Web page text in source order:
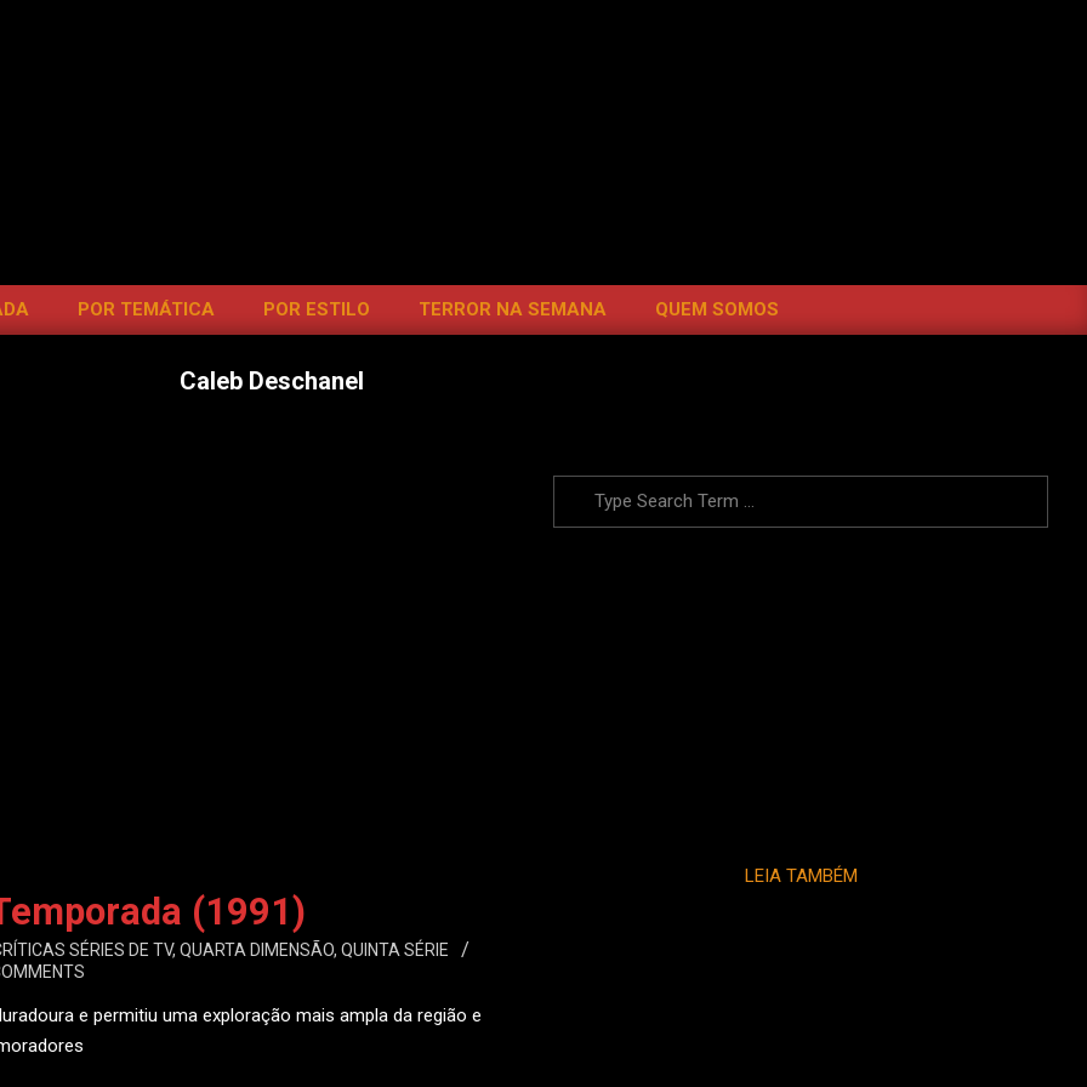
POR TEMÁTICA POR ESTILO TERROR NA SEMANA QUEM SOMOS
Caleb Deschanel
(1991)
SÉRIES DE TV, QUARTA DIMENSÃO, QUINTA SÉRIE
e permitiu uma exploração mais ampla da região e
LEIA TAMBÉM